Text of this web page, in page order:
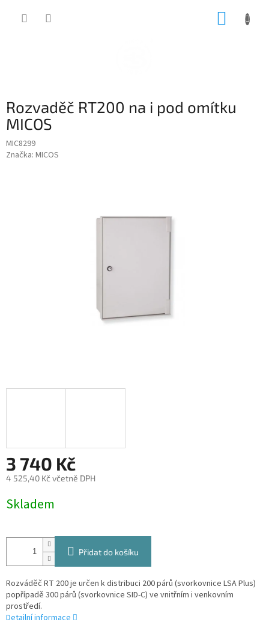
Rozvaděč RT200 na i pod omítku
MICOS
MIC8299
Značka: MICOS
3 740 Kč
4 525,40 Kč včetně DPH
cena:
Skladem
Přidat do košíku
Rozváděč RT 200 je určen k distribuci 200 párů (svorkovnice LSA Plus)
popřípadě 300 párů (svorkovnice SID-C) ve vnitřním i venkovním
prostředí.
Detailní informace